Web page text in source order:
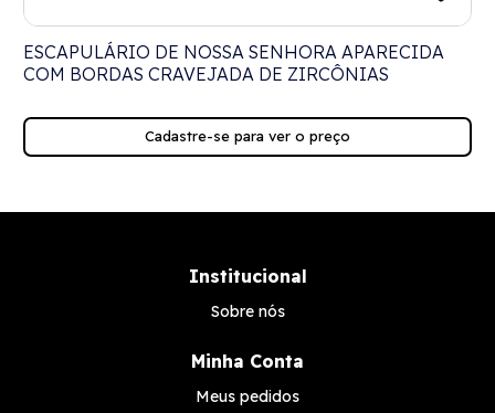
ESCAPULÁRIO DE NOSSA SENHORA APARECIDA
COM BORDAS CRAVEJADA DE ZIRCÔNIAS
Cadastre-se para ver o preço
Institucional
Sobre nós
Minha Conta
Meus pedidos